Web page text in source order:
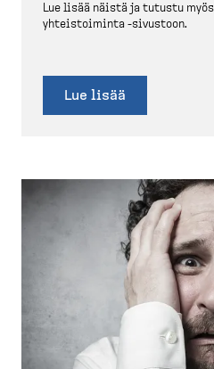
Lue lisää näistä ja tutustu
yhteis­toiminta -​sivustoon.
Lue lisää